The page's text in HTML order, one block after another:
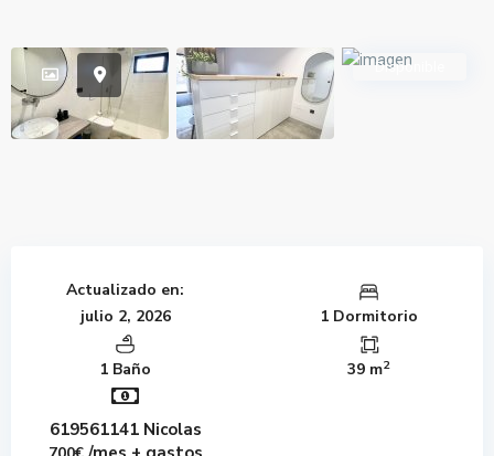
Disponible
Actualizado en:
julio 2, 2026
1 Dormitorio
1 Baño 39 m2
619561141 Nicolas